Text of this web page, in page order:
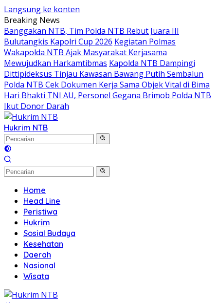
Langsung ke konten
Breaking News
Banggakan NTB, Tim Polda NTB Rebut Juara III
Bulutangkis Kapolri Cup 2026 Kegiatan Polmas
Wakapolda NTB Ajak Masyarakat Kerjasama
Mewujudkan Harkamtibmas Kapolda NTB Dampingi
Dittipideksus Tinjau Kawasan Bawang Putih Sembalun
Polda NTB Cek Dokumen Kerja Sama Objek Vital di Bima
Hari Bhakti TNI AU, Personel Gegana Brimob Polda NTB
Ikut Donor Darah
Hukrim NTB
Home
Head Line
Peristiwa
Hukrim
Sosial Budaya
Kesehatan
Daerah
Nasional
Wisata